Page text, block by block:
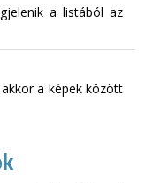
a listából az
a képek között